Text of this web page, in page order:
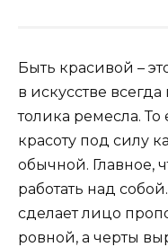
Быть красивой –
в искусстве
толика ремесла. То
красоту под силу
обычной. Главное,
работать над
сделает лицо
ровной, а черты